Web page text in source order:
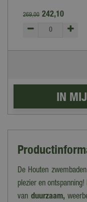
269,00 242,10
De Houten
plezier en
van duurzaam,